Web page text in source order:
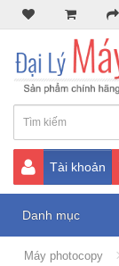
Tài khoản
Danh mục
Máy photocopy